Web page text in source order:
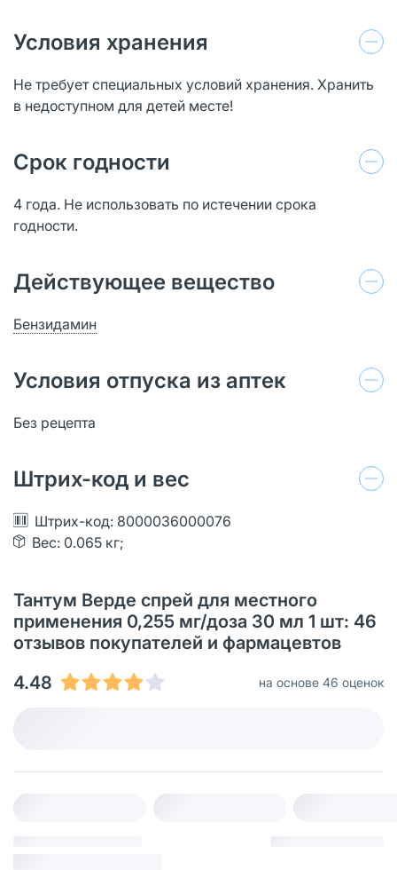
Условия хранения
Не требует специальных условий хранения. Хранить
в недоступном для детей месте!
Срок годности
4 года. Не использовать по истечении срока
годности.
Действующее вещество
Бензидамин
Условия отпуска из аптек
Без рецепта
Штрих-код и вес
Штрих-код: 8000036000076
Вес: 0.065 кг;
Тантум Верде спрей для местного
применения 0,255 мг/доза 30 мл 1 шт: 46
отзывов покупателей и фармацевтов
4.48
на основе 46 оценок